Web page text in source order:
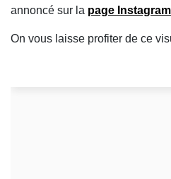
annoncé sur la page Instagram
On vous laisse profiter de ce